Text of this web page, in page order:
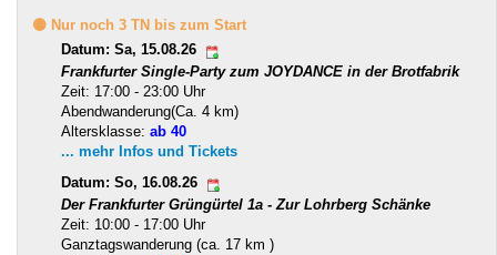
🟡 Nur noch 3 TN bis zum Start
Datum: Sa, 15.08.26
Frankfurter Single-Party zum JOYDANCE in der Brotfabrik
Zeit: 17:00 - 23:00 Uhr
Abendwanderung(Ca. 4 km)
Altersklasse: ab 40
... mehr Infos und Tickets
Datum: So, 16.08.26
Der Frankfurter Grüngürtel 1a - Zur Lohrberg Schänke
Zeit: 10:00 - 17:00 Uhr
Ganztagswanderung (ca. 17 km )